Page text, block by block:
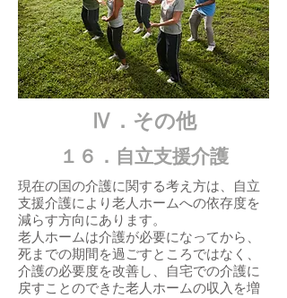
​Ⅳ．その他
１６．自立支援介護
現在の国の介護に関する考え方は、自立
支援介護により老人ホームへの依存度を
減らす方向にあります。
老人ホームは介護が必要になってから、
死までの期間を過ごすところではなく、
介護の必要度を改善し、自宅での介護に
戻すことのできた老人ホームの収入を増